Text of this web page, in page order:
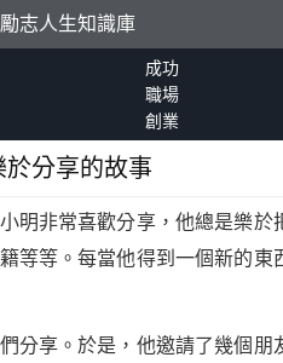
勵志人生知識庫
成功
職場
創業
於分享的故事
明非常喜歡分享，他總是樂
等等。每當他得到一個新的
分享。於是，他邀請了幾個